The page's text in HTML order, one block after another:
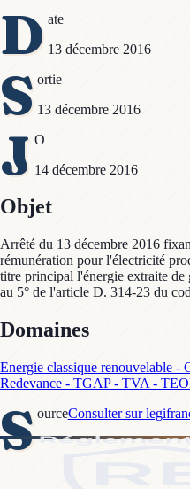
D ate
13 décembre 2016
S ortie
13 décembre 2016
J O
14 décembre 2016
Objet
Arrêté du 13 décembre 2016
rémunération pour l'électricité
titre principal l'énergie extraite de
au 5° de l'article D. 314-23 du
Domaines
Energie classique renouvelable -
Redevance - TGAP - TVA -
S ourceConsulter sur